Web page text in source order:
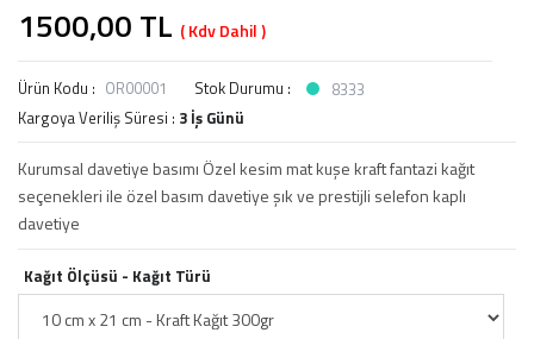
1500,00 TL ( Kdv Dahil )
Ürün Kodu : OR00001 Stok Durumu :
8333
Kargoya Veriliş Süresi : 3 İş Günü
Kurumsal davetiye basımı Özel kesim mat kuşe kraft fantazi kağıt
seçenekleri ile özel basım davetiye şık ve prestijli selefon kaplı
davetiye
Kağıt Ölçüsü - Kağıt Türü